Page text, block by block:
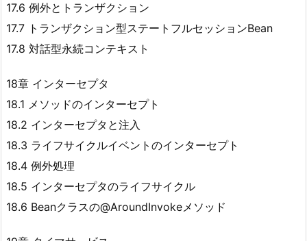
17.6 例外とトランザクション
17.7 トランザクション型ステートフルセッションBean
17.8 対話型永続コンテキスト
18章 インターセプタ
18.1 メソッドのインターセプト
18.2 インターセプタと注入
18.3 ライフサイクルイベントのインターセプト
18.4 例外処理
18.5 インターセプタのライフサイクル
18.6 Beanクラスの@AroundInvokeメソッド